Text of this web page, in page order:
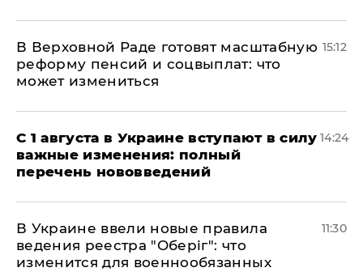
В Верховной Раде готовят масштабную
реформу пенсий и соцвыплат: что
может измениться
15:12
С 1 августа в Украине вступают в силу
важные изменения: полный
перечень нововведений
14:24
В Украине ввели новые правила
ведения реестра "Оберіг": что
изменится для военнообязанных
11:30